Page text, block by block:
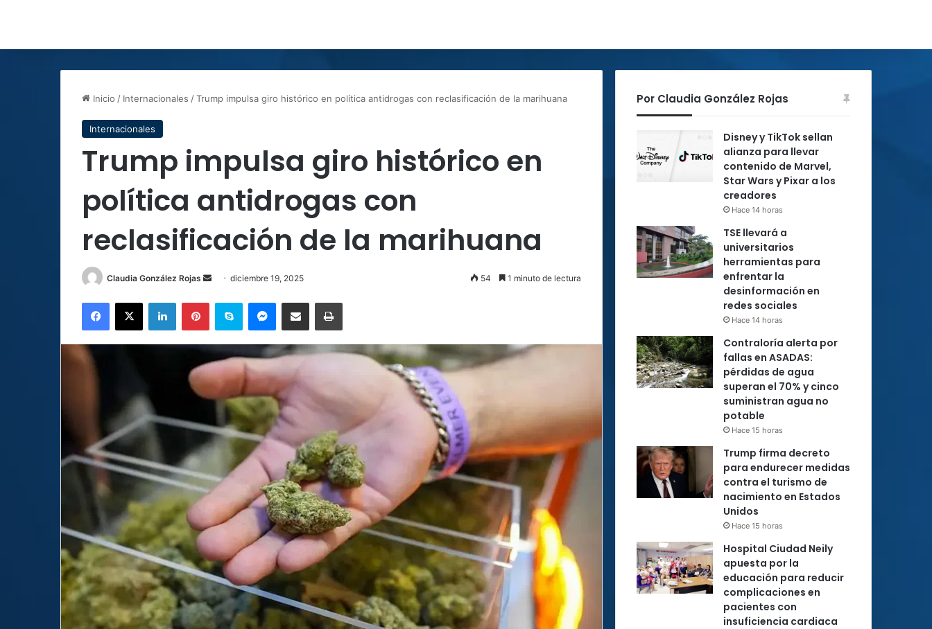
Inicio / Internacionales /Trump impulsa giro histórico en política antidrogas con reclasificación de la marihuana
Internacionales
Trump impulsa giro histórico en
política antidrogas con
reclasificación de la marihuana
Claudia González Rojas
Send
email
diciembre 19, 2025 54 1 minuto de lectura
Facebook
X LinkedInPinterestSkype MessengerCompartir por correo electrónicoImprimir
Por Claudia González Rojas
Disney y TikTok sellan
alianza para llevar
contenido de Marvel,
Star Wars y Pixar a los
creadores
Hace 14 horas
TSE llevará a
universitarios
herramientas para
enfrentar la
desinformación en
redes sociales
Hace 14 horas
Contraloría alerta por
fallas en ASADAS:
pérdidas de agua
superan el 70% y cinco
suministran agua no
potable
Hace 15 horas
Trump firma decreto
para endurecer medidas
contra el turismo de
nacimiento en Estados
Unidos
Hace 15 horas
Hospital Ciudad Neily
apuesta por la
educación para reducir
complicaciones en
pacientes con
insuficiencia cardiaca